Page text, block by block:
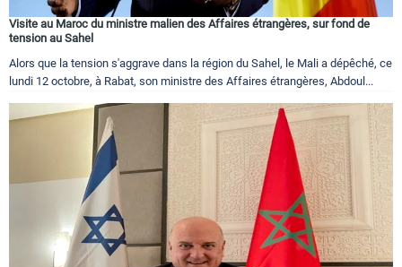
Visite au Maroc du ministre malien des Affaires étrangères, sur fond de
tension au Sahel
Alors que la tension s'aggrave dans la région du Sahel, le Mali a dépêché, ce
lundi 12 octobre, à Rabat, son ministre des Affaires étrangères, Abdoul...